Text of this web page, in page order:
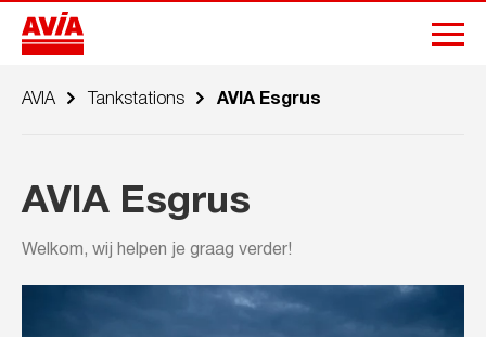
AVIA Tankstations AVIA Esgrus
AVIA Esgrus
Welkom, wij helpen je graag verder!